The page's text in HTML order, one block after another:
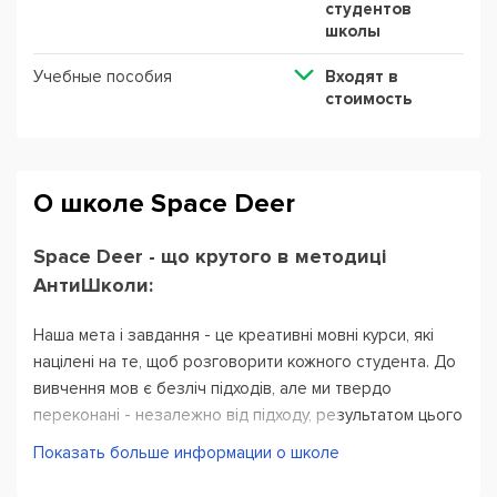
студентов
школы
Учебные пособия
Входят в
стоимость
О школе Space Deer
Space Deer - що крутого в методиці
АнтиШколи:
Наша мета і завдання - це креативні мовні курси, які
націлені на те, щоб розговорити кожного студента. До
вивчення мов є безліч підходів, але ми твердо
переконані - незалежно від підходу, результатом цього
вивчення повинна бути спонтанна розмова
англійською. Не тисяча вивчених слів. Не 80 балів за
Показать больше информации о школе